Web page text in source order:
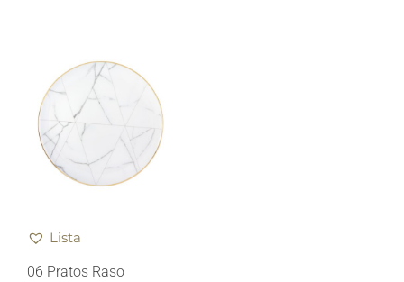
Lista
06 Pratos Raso